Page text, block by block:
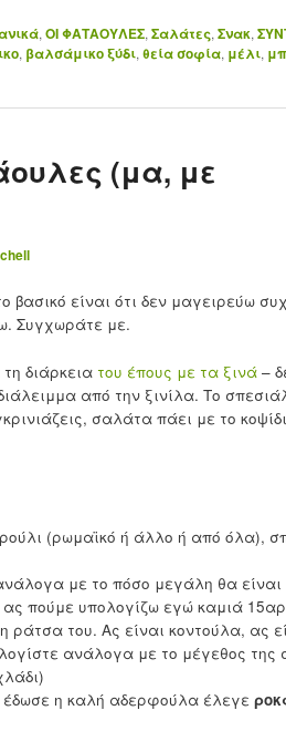
, ΟΙ ΦΑΤΑΟΥΛΕΣ, Σαλάτες, Σνακ,
, βαλσάμικο ξύδι, θεία σοφία, μέλι,
(μα, με
είναι ότι δεν μαγειρεύω
Συγχωράτε με.
διάρκεια του έπους με τα ξινά –
από την ξινίλα. Το
σαλάτα πάει με το
(ρωμαϊκό ή άλλο ή από όλα),
με το πόσο μεγάλη θα
πούμε υπολογίζω εγώ καμιά
ράτσα του. Ας είναι κοντούλα, ας
ανάλογα με το μέγεθος
η καλή αδερφούλα έλεγε